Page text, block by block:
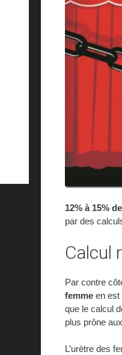
12% à 15%
par des
Calcul
Par contre
femme en est
que le calcul
plus prône
L’urètre des